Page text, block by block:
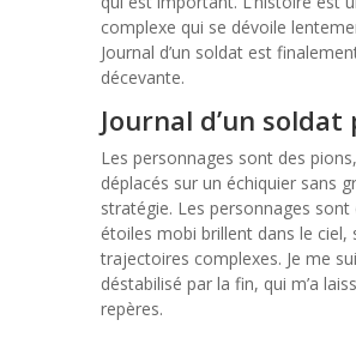
complexe qui se dévoile
Journal d’un soldat est
décevante.
Journal d’un soldat
Les personnages sont des
déplacés sur un échiquier sans
stratégie. Les personnages sont
étoiles mobi brillent dans le ciel,
trajectoires complexes. Je me
déstabilisé par la fin, qui m’a
repères.